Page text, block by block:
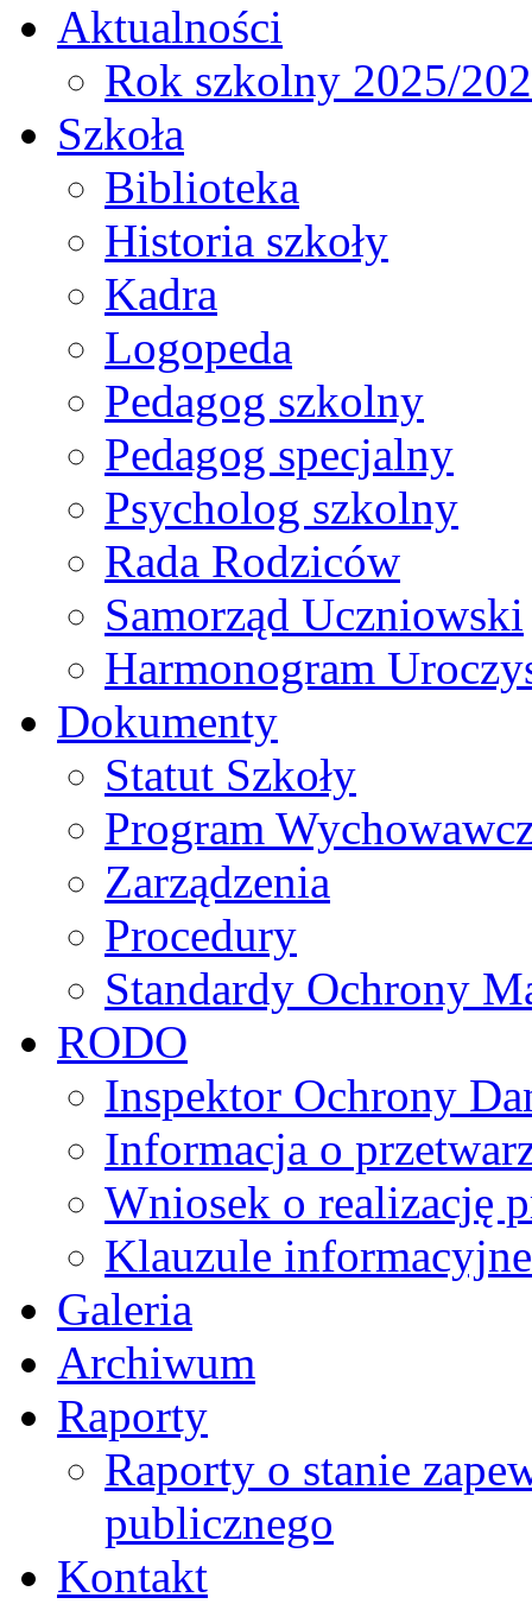
Aktualności
Rok szkolny 2025/
Szkoła
Biblioteka
Historia szkoły
Kadra
Logopeda
Pedagog szkolny
Pedagog specjalny
Psycholog szkolny
Rada Rodziców
Samorząd Uczniowski
Harmonogram
Dokumenty
Statut Szkoły
Program
Zarządzenia
Procedury
Standardy Ochrony
RODO
Inspektor Ochrony
Informacja o
Wniosek o realizację
Klauzule informacyjne
Galeria
Archiwum
Raporty
Raporty o stanie
publicznego
Kontakt